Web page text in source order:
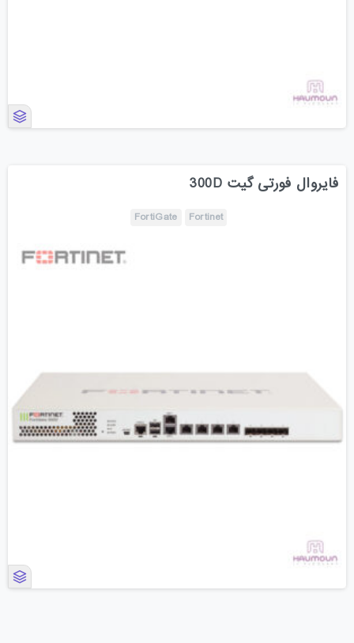
فایروال فورتی گیت 300D
Fortinet
FortiGate